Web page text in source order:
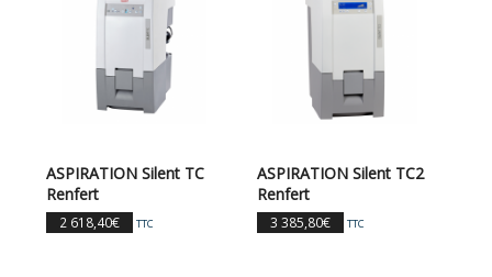
ASPIRATION Silent TC
Renfert
2 618,40€ TTC
ASPIRATION Silent TC2
Renfert
3 385,80€ TTC